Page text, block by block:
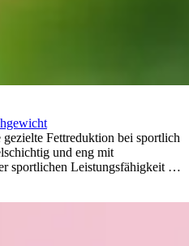
Fettreduktion bei sportlich
und eng mit
sportlichen Leistungsfähigkeit …